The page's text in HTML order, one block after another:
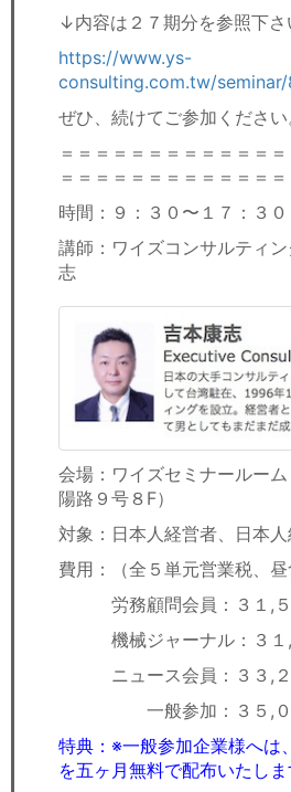
↓内容は２７期分を参照下
https://www.ys-
consulting.com.tw/
ぜひ、続けてご参加ください
＝＝＝＝＝＝＝＝＝＝＝＝
＝＝＝＝＝＝＝＝＝＝＝＝＝
時間：９：３０〜１７：３０
講師：ワイズコンサルテ
志
会場：ワイズセミナールー
陽路９号８F）
対象：日本人経営者、日本
費用：（全５単元営業税、昼
労務顧問会員：３１,５
機械ジャーナル：３１,
ニュース会員：３３,２
一般参加：３５,０
特典：※一般参加企業様へは
を五ヶ月無料で配布いたしま